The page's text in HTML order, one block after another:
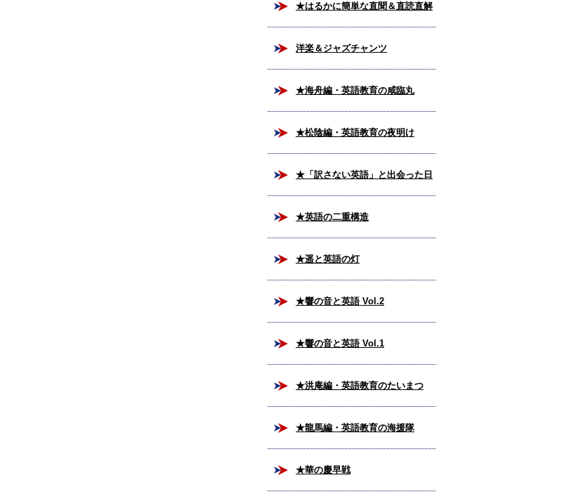
法
★はるかに簡単な直聞＆直読直解
法
洋楽＆ジャズチャンツ
★海舟編・英語教育の咸臨丸
★松陰編・英語教育の夜明け
★「訳さない英語」と出会った日
★英語の二重構造
★遥と英語の灯
★響の音と英語 Vol.2
★響の音と英語 Vol.1
★洪庵編・英語教育のたいまつ
★龍馬編・英語教育の海援隊
★華の慶早戦